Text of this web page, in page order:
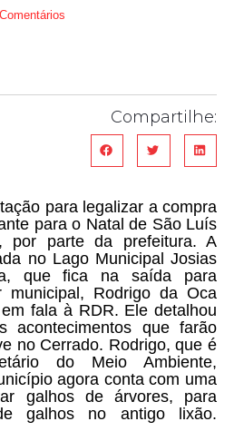
Compartilhe:
para legalizar a compra
para o Natal de São Luís
por parte da prefeitura. A
no Lago Municipal Josias
que fica na saída para
municipal, Rodrigo da Oca
fala à RDR. Ele detalhou
acontecimentos que farão
no Cerrado. Rodrigo, que é
do Meio Ambiente,
agora conta com uma
galhos de árvores, para
galhos no antigo lixão.